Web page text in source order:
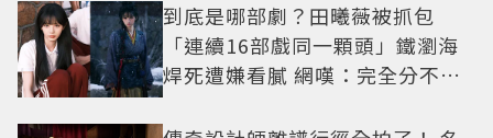
到底是哪部劇？田曦薇被抓包
「連續16部戲同一顆頭」鐵瀏海
焊死遭嫌看膩 網嘆：完全分不出